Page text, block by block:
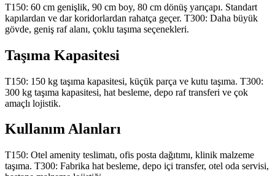
T150: 60 cm genişlik, 90 cm boy, 80 cm dönüş yarıçapı. Standart
kapılardan ve dar koridorlardan rahatça geçer. T300: Daha büyük
gövde, geniş raf alanı, çoklu taşıma seçenekleri.
Taşıma Kapasitesi
T150: 150 kg taşıma kapasitesi, küçük parça ve kutu taşıma. T300:
300 kg taşıma kapasitesi, hat besleme, depo raf transferi ve çok
amaçlı lojistik.
Kullanım Alanları
T150: Otel amenity teslimatı, ofis posta dağıtımı, klinik malzeme
taşıma. T300: Fabrika hat besleme, depo içi transfer, otel oda servisi,